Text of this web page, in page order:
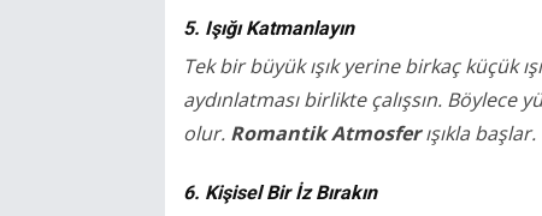
5. Işığı Katmanlayın
Tek bir büyük ışık yerine birkaç küçük
aydınlatması birlikte çalışsın.
olur. Romantik Atmosferışıkla başlar.
6. Kişisel Bir İz Bırakın